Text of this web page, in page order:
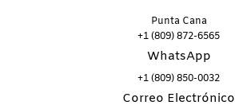
Punta Cana
+1 (809) 872-6565
WhatsApp
+1 (809) 850-0032
Correo Electrónico